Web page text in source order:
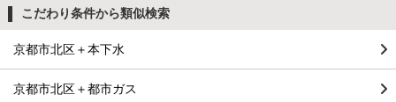
こだわり条件から類似検索
京都市北区＋本下水
京都市北区＋都市ガス